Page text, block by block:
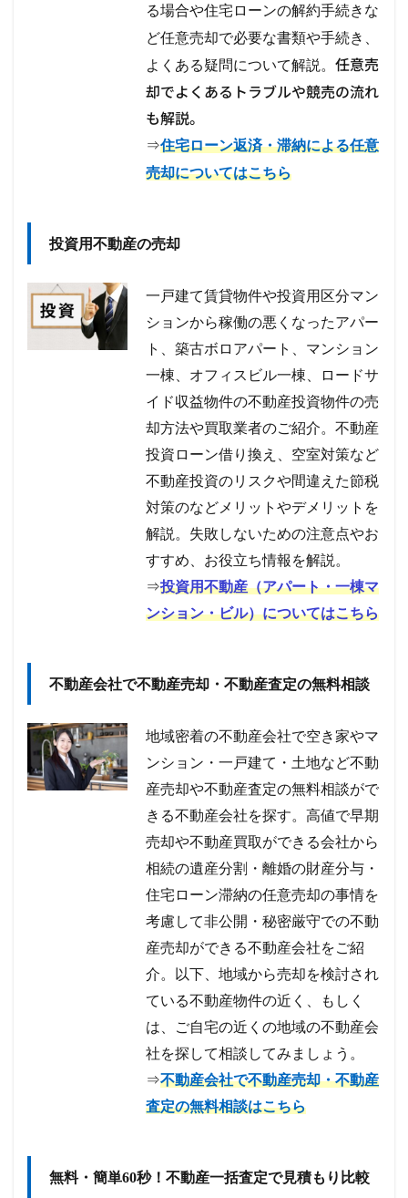
る場合や住宅ローンの解約手続きな
ど任意売却で必要な書類や手続き、
よくある疑問について解説。任意売
却でよくあるトラブルや競売の流れ
も解説。
⇒住宅ローン返済・滞納による任意
売却についてはこちら
投資用不動産の売却
一戸建て賃貸物件や投資用区分マン
ションから稼働の悪くなったアパー
ト、築古ボロアパート、マンション
一棟、オフィスビル一棟、ロードサ
イド収益物件の不動産投資物件の売
却方法や買取業者のご紹介。不動産
投資ローン借り換え、空室対策など
不動産投資のリスクや間違えた節税
対策のなどメリットやデメリットを
解説。失敗しないための注意点やお
すすめ、お役立ち情報を解説。
⇒投資用不動産（アパート・一棟マ
ンション・ビル）についてはこちら
不動産会社で不動産売却・不動産査定の無料相談
地域密着の不動産会社で空き家やマ
ンション・一戸建て・土地など不動
産売却や不動産査定の無料相談がで
きる不動産会社を探す。高値で早期
売却や不動産買取ができる会社から
相続の遺産分割・離婚の財産分与・
住宅ローン滞納の任意売却の事情を
考慮して非公開・秘密厳守での不動
産売却ができる不動産会社をご紹
介。以下、地域から売却を検討され
ている不動産物件の近く、もしく
は、ご自宅の近くの地域の不動産会
社を探して相談してみましょう。
⇒不動産会社で不動産売却・不動産
査定の無料相談はこちら
無料・簡単60秒！不動産一括査定で見積もり比較